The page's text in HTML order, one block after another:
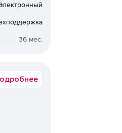
36 мес.